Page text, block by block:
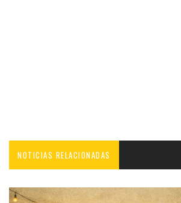
NOTICIAS RELACIONADAS